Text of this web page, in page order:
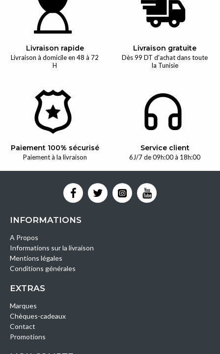
Livraison rapide
Livraison à domicile en 48 à 72
H
Livraison gratuite
Dès 99 DT d'achat dans toute
la Tunisie
Paiement 100% sécurisé
Paiement à la livraison
Service client
6J/7 de 09h:00 à 18h:00
INFORMATIONS
A Propos
Informations sur la livraison
Mentions légales
Conditions générales
EXTRAS
Marques
Chèques-cadeaux
Contact
Promotions